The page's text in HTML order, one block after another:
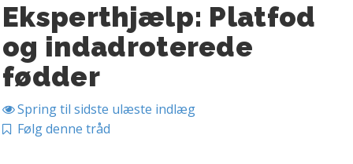
Eksperthjælp: Platfod
og indadroterede
fødder
Spring til sidste ulæste indlæg
Følg denne tråd